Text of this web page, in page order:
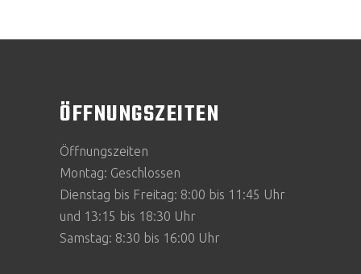
ÖFFNUNGSZEITEN
Öffnungszeiten
Montag: Geschlossen
Dienstag bis Freitag: 8:00 bis 11:45 Uhr
und 13:15 bis 18:30 Uhr
Samstag: 8:30 bis 16:00 Uhr